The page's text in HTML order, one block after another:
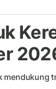
mendukung